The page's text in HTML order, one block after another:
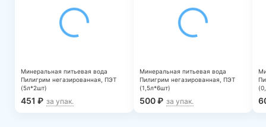
Минеральная питьевая вода
Пилигрим негазированная, ПЭТ
(5л*2шт)
451 ₽ за упак.
Минеральная питьевая вода
Пилигрим негазированная, ПЭТ
(1,5л*6шт)
500₽ за упак.